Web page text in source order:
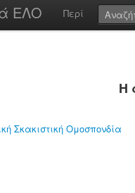
ΕΛΟ Περί
Η
Σκακιστική Ομοσπονδία